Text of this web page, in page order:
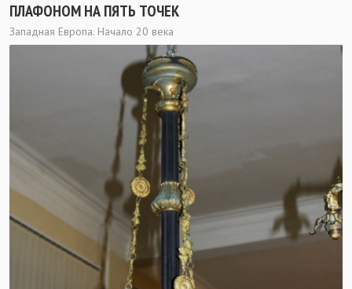
ПЛАФОНОМ НА ПЯТЬ ТОЧЕК
Западная Европа. Начало 20 века